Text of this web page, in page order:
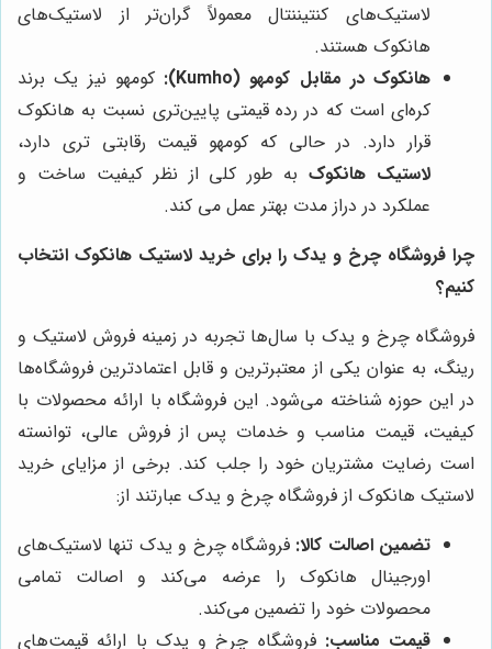
لاستیک‌های کنتیننتال معمولاً گران‌تر از لاستیک‌های
هانکوک هستند.
هانکوک در مقابل کومهو (Kumho):
کومهو نیز یک برند
کره‌ای است که در رده قیمتی پایین‌تری نسبت به هانکوک
قرار دارد. در حالی که کومهو قیمت رقابتی تری دارد،
لاستیک هانکوکبه طور کلی از نظر کیفیت ساخت و
عملکرد در دراز مدت بهتر عمل می کند.
چرا فروشگاه چرخ و یدک را برای خرید لاستیک هانکوک انتخاب
کنیم؟
فروشگاه چرخ و یدک با سال‌ها تجربه در زمینه فروش لاستیک و
رینگ، به عنوان یکی از معتبرترین و قابل اعتمادترین فروشگاه‌ها
در این حوزه شناخته می‌شود. این فروشگاه با ارائه محصولات با
کیفیت، قیمت مناسب و خدمات پس از فروش عالی، توانسته
است رضایت مشتریان خود را جلب کند. برخی از مزایای خرید
لاستیک هانکوک از فروشگاه چرخ و یدک عبارتند از:
تضمین اصالت کالا: فروشگاه چرخ و یدک تنها لاستیک‌های
اورجینال هانکوک را عرضه می‌کند و اصالت تمامی
محصولات خود را تضمین می‌کند.
قیمت مناسب: فروشگاه چرخ و یدک با ارائه قیمت‌های